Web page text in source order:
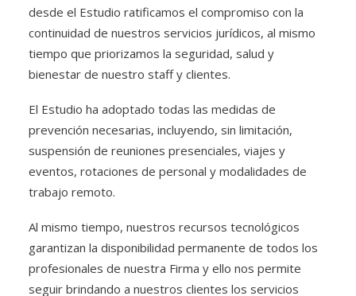
desde el Estudio ratificamos el compromiso con la
continuidad de nuestros servicios jurídicos, al mismo
tiempo que priorizamos la seguridad, salud y
bienestar de nuestro staff y clientes.
El Estudio ha adoptado todas las medidas de
prevención necesarias, incluyendo, sin limitación,
suspensión de reuniones presenciales, viajes y
eventos, rotaciones de personal y modalidades de
trabajo remoto.
Al mismo tiempo, nuestros recursos tecnológicos
garantizan la disponibilidad permanente de todos los
profesionales de nuestra Firma y ello nos permite
seguir brindando a nuestros clientes los servicios